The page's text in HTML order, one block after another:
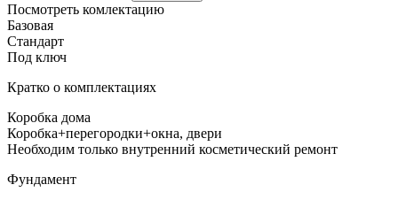
Посмотреть комлектацию
Базовая
Стандарт
Под ключ
Кратко о комплектациях
Коробка дома
Коробка+перегородки+окна, двери
Необходим только внутренний косметический ремонт
Фундамент